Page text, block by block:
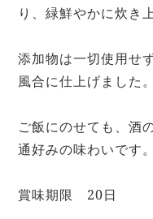
り、緑鮮やかに炊き
添加物は一切使用せ
風合に仕上げました。
ご飯にのせても、酒
通好みの味わいです。
賞味期限 20日